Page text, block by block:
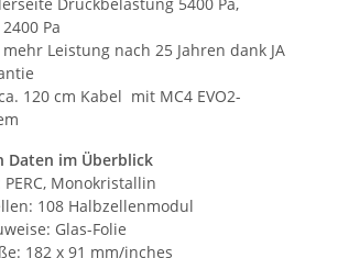
Pa
mehr Leistung nach 25 Jahren dank JA
120 cm Kabel mit MC4 EVO2-
Daten im Überblick
Monokristallin
108 Halbzellenmodul
Glas-Folie
182 x 91 mm/inches